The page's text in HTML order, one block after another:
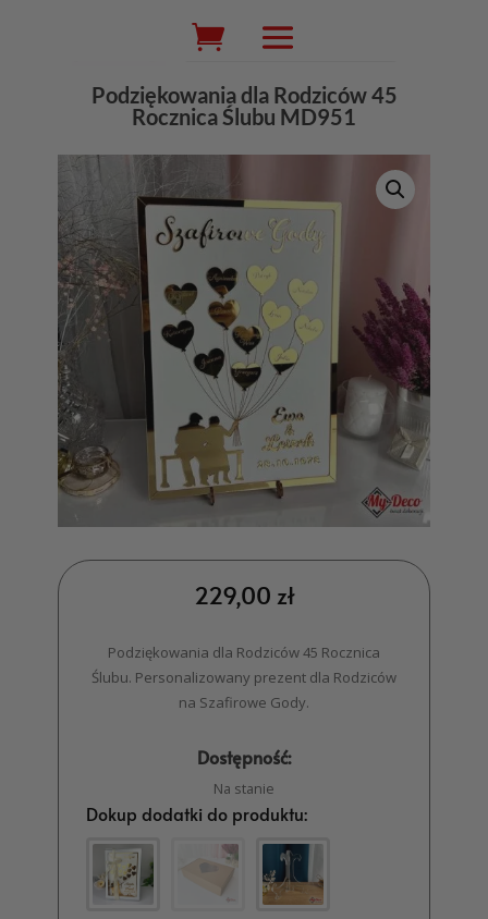
Wyszukiwarka
produktów
Podziękowania dla Rodziców 45
Rocznica Ślubu MD951
229,00 zł
Podziękowania dla Rodziców 45 Rocznica
Ślubu. Personalizowany prezent dla Rodziców
na Szafirowe Gody.
Dostępność:
Na stanie
Dokup dodatki do produktu: